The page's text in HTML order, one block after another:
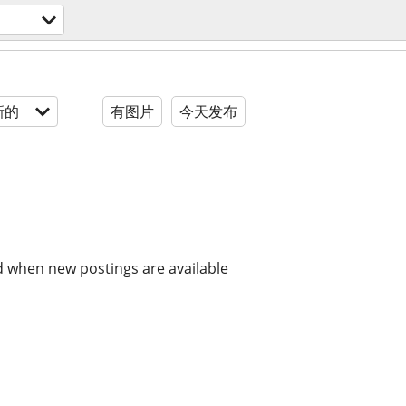
的 有图片 今天发布
new postings are available